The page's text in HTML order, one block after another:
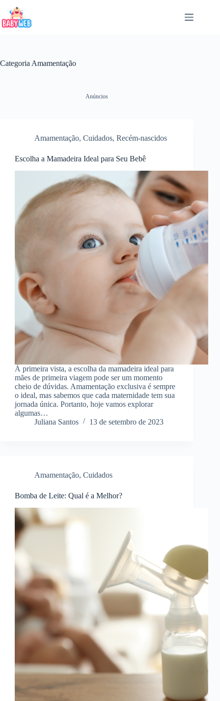
para
o
conteúdo
Categoria Amamentação
Anúncios
Amamentação, Cuidados, Recém-nascidos
Escolha a Mamadeira Ideal para Seu Bebê
À primeira vista, a escolha da mamadeira ideal para
mães de primeira viagem pode ser um momento
cheio de dúvidas. Amamentação exclusiva é sempre
o ideal, mas sabemos que cada maternidade tem sua
jornada única. Portanto, hoje vamos explorar
algumas…
Juliana Santos
13 de setembro de 2023
Amamentação, Cuidados
Bomba de Leite: Qual é a Melhor?